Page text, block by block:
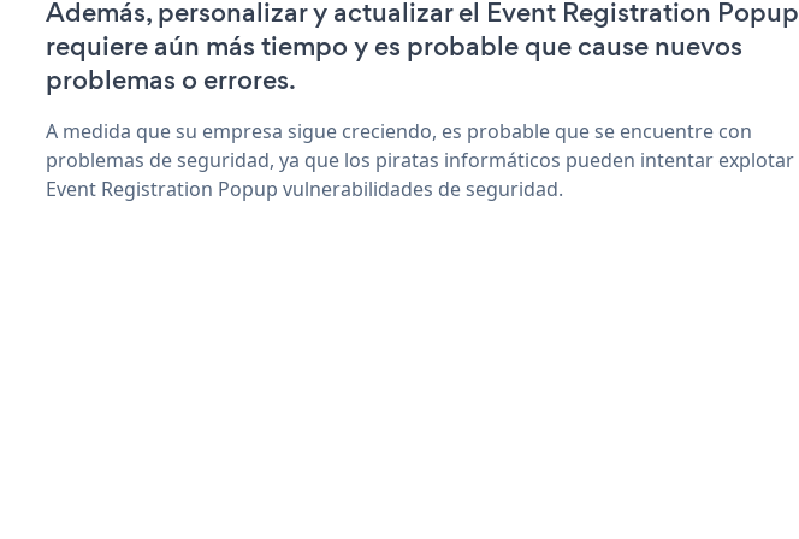
Además, personalizar y actualizar el Event Registration Popup
requiere aún más tiempo y es probable que cause nuevos
problemas o errores.
A medida que su empresa sigue creciendo, es probable que se encuentre con
problemas de seguridad, ya que los piratas informáticos pueden intentar explotar
Event Registration Popup vulnerabilidades de seguridad.